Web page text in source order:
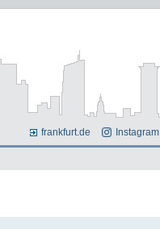
frankfurt.de Instagram